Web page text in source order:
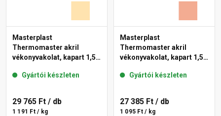
Masterplast
Thermomaster akril
vékonyvakolat, kapart 1,5
Gyártói készleten
29 765 Ft / db
1 191 Ft / kg
Masterplast
Thermomaster akril
vékonyvakolat, kapart 1,5
Gyártói készleten
27 385 Ft / db
1 095 Ft / kg